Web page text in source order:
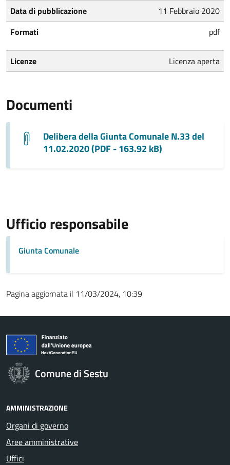
Data di pubblicazione
11 Febbraio 2020
Formati
pdf
Licenze Licenza aperta
Documenti
Delibera della Giunta Comunale N.33 del
11.02.2020 (PDF - 163.92 kB)
Ufficio responsabile
Giunta Comunale
Pagina aggiornata il 11/03/2024, 10:39
Comune di Sestu
AMMINISTRAZIONE
Organi di governo
Aree amministrative
Uffici